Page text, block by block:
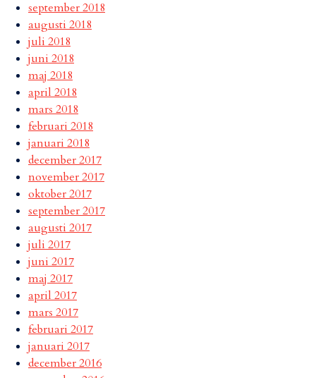
september 2018
augusti 2018
juli 2018
juni 2018
maj 2018
april 2018
mars 2018
februari 2018
januari 2018
december 2017
november 2017
oktober 2017
september 2017
augusti 2017
juli 2017
juni 2017
maj 2017
april 2017
mars 2017
februari 2017
januari 2017
december 2016